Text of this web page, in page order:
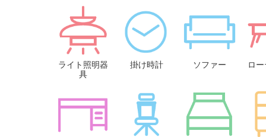
ライト照明器
具
掛け時計 ソファー ロ